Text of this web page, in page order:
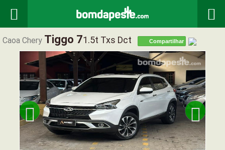
 
Caoa Chery Tiggo 71.5t Txs Dct Compartilhar
 